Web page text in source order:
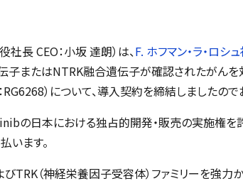
社長 CEO：小坂 達朗）は、F. ホフマン・ラ・ロシ
伝子またはNTRK融合遺伝子が確認されたがん
）について、導入契約を締結しましたので
の日本における独占的開発・販売の実施権を
います。
TRK（神経栄養因子受容体）ファミリーを強